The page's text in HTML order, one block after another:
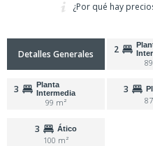
¿Por qué hay
Detalles Generales 2
3
Planta
Intermedia
99 m²
3
3 Ático
100 m²